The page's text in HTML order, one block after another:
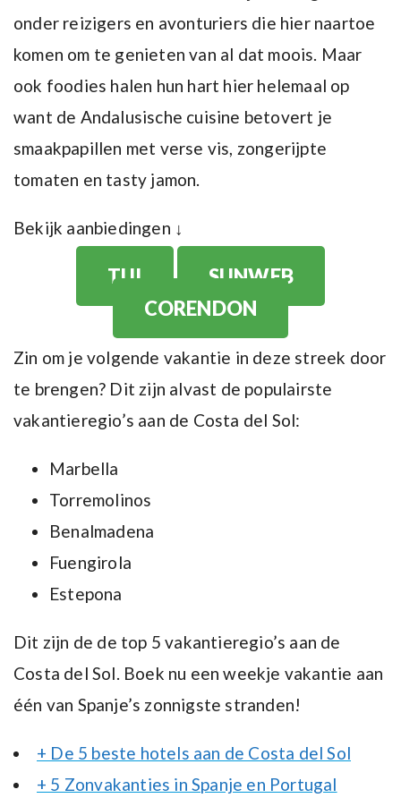
onder reizigers en avonturiers die hier naartoe
komen om te genieten van al dat moois. Maar
ook foodies halen hun hart hier helemaal op
want de Andalusische cuisine betovert je
smaakpapillen met verse vis, zongerijpte
tomaten en tasty jamon.
Bekijk aanbiedingen ↓
TUI
SUNWEB
CORENDON
Zin om je volgende vakantie in deze streek door
te brengen? Dit zijn alvast de populairste
vakantieregio’s aan de Costa del Sol:
Marbella
Torremolinos
Benalmadena
Fuengirola
Estepona
Dit zijn de de top 5 vakantieregio’s aan de
Costa del Sol. Boek nu een weekje vakantie aan
één van Spanje’s zonnigste stranden!
+ De 5 beste hotels aan de Costa del Sol
+ 5 Zonvakanties in Spanje en Portugal